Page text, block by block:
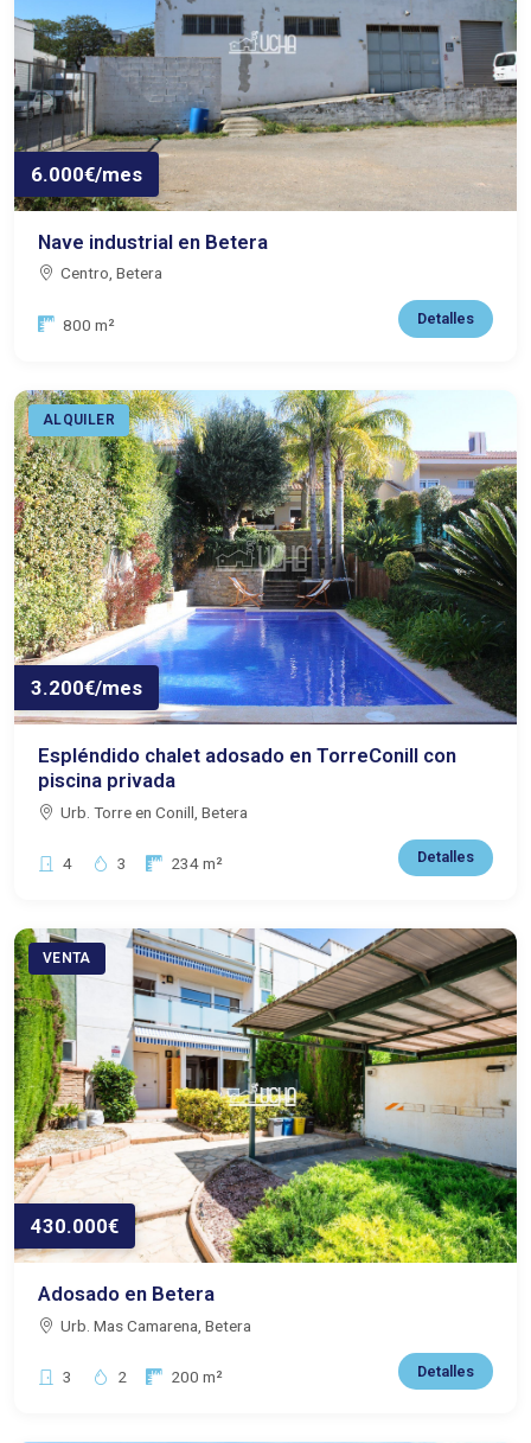
6.000€/mes
Nave industrial en Betera
Centro, Betera
Superficie:
800 m² Detalles
ALQUILER
3.200€/mes
Espléndido chalet adosado en TorreConill con
piscina privada
Urb. Torre en Conill, Betera
Dormitorios:
4 Baños:
3 Superficie:
234 m² Detalles
VENTA
430.000€
Adosado en Betera
Urb. Mas Camarena, Betera
Dormitorios:
3 Baños:
2 Superficie:
200 m² Detalles